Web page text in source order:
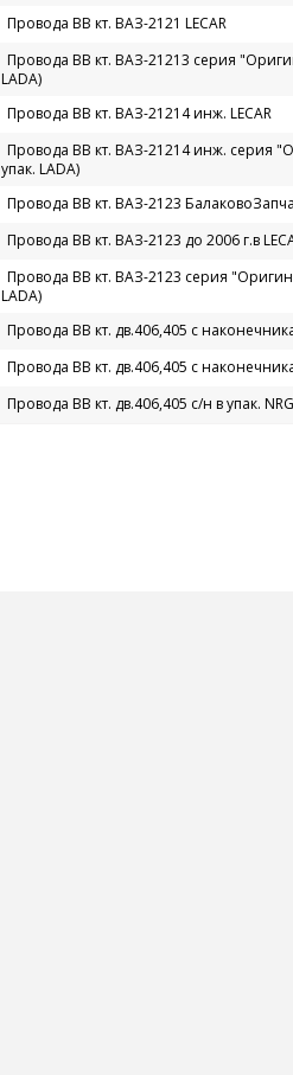
Провода ВВ кт. ВАЗ-2121 LECAR
Провода ВВ кт. ВАЗ-21213 серия
LADA)
Провода ВВ кт. ВАЗ-21214 инж. LECAR
Провода ВВ кт. ВАЗ-21214 инж. серия
упак. LADA)
Провода ВВ кт. ВАЗ-2123
Провода ВВ кт. ВАЗ-2123 до 2006 г.в
Провода ВВ кт. ВАЗ-2123 серия
LADA)
Провода ВВ кт. дв.406,405 с
Провода ВВ кт. дв.406,405 с
Провода ВВ кт. дв.406,405 с/н в упак. NRG